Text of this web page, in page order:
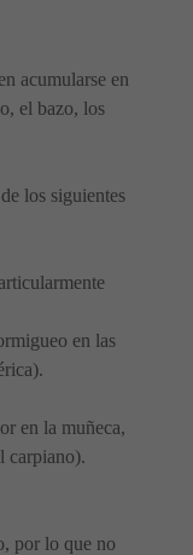
acumularse en
el bazo, los
los siguientes
en las
en la muñeca,
carpiano).
por lo que no